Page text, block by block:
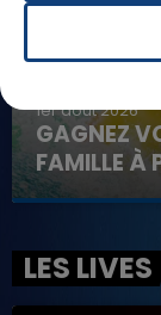
1er août 2026
GAGNEZ
FAMILLE À
LES LIVES